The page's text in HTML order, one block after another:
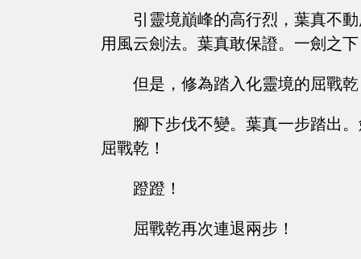
引靈境巔峰的高行烈，葉真不
用風云劍法。葉真敢保證。一劍之
但是，修為踏入化靈境的屈戰
腳下步伐不變。葉真一步踏出
屈戰乾！
蹬蹬！
屈戰乾再次連退兩步！